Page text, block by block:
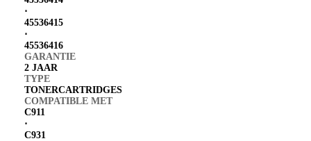
⋅
45536415
⋅
45536416
GARANTIE
2 JAAR
TYPE
TONERCARTRIDGES
COMPATIBLE MET
C911
⋅
C931